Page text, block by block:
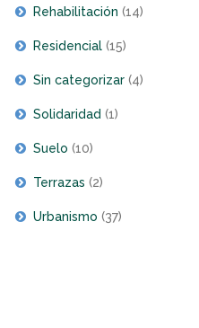
Rehabilitación (14)
Residencial (15)
Sin categorizar (4)
Solidaridad (1)
Suelo (10)
Terrazas (2)
Urbanismo (37)